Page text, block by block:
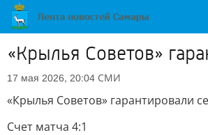
«Крылья Советов»
17 мая 2026, 20:04 СМИ
«Крылья Советов» гарантировали
Счет матча 4:1